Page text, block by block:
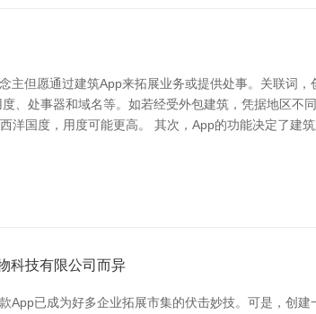
主但愿通过建筑App来拓展业务或提供处事。关联词
、处事器和域名等。如若经受外包建筑，凭据地区不
洋国度，用度可能更高。 其次，App的功能决定了建
科技有限公司而异
App已成为好多企业拓展市集的伏击妙技。可是，创